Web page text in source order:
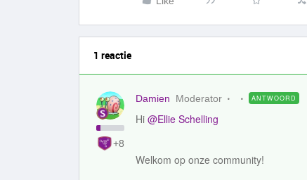
1 reactie
+8
Damien Moderator ANTWOORD
Hi @Ellie Schelling
Welkom op onze community!